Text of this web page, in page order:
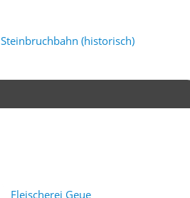
Steinbruchbahn (historisch)
Fleischerei Geue